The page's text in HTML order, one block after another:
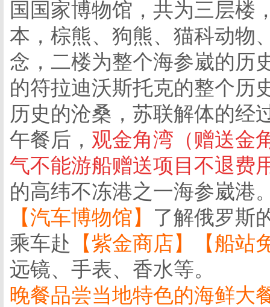
国国家博物馆，共为三层楼
本，棕熊、狗熊、猫科动物
念，二楼为整个海参崴的历
的符拉迪沃斯托克的整个历
历史的沧桑，苏联解体的经
午餐后， 观金角湾（赠送金
气不能游船赠送项目不退费
的高纬不冻港之一海参崴港
【汽车博物馆】 了解俄罗斯
乘车赴
【紫金商店】【船站
远镜、手表、香水等。
晚餐品尝当地特色的海鲜大